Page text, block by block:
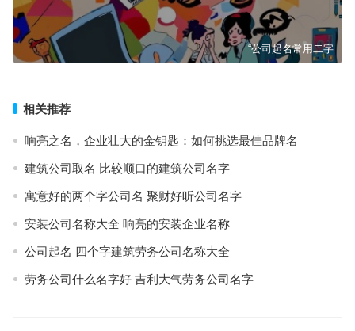
“公司起名常用二字
相关推荐
响亮之名，企业壮大的金钥匙：如何挑选最佳品牌名
建筑公司取名 比较顺口的建筑公司名字
寓意好的两个字公司名 聚财好听公司名字
安装公司名称大全 响亮的安装企业名称
公司起名 四个字建筑劳务公司名称大全
劳务公司什么名字好 吉利大气劳务公司名字